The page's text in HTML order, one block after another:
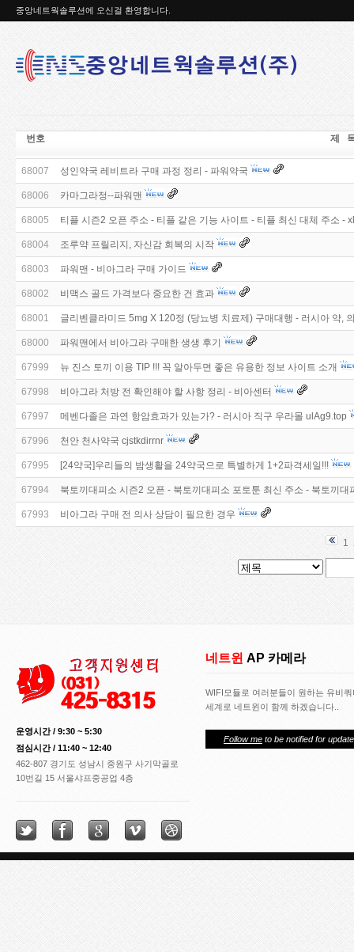
중앙네트웍솔루션에 오신걸 환영합니다.
번호 제
68007 성인약국 레비트라 구매 과정 정리 - 파워약국
68006 카마그라정--파워맨
68005 티플 시즌2 오픈 주소 - 티플 같은 기능 사이트 - 티플 최신 대체 주소 -
68004 조루약 프릴리지, 자신감 회복의 시작
68003 파워맨 - 비아그라 구매 가이드
68002 비맥스 골드 가격보다 중요한 건 효과
68001 글리벤클라미드 5mg X 120정 (당뇨병 치료제) 구매대행 - 러시아 약,
68000 파워맨에서 비아그라 구매한 생생 후기
67999 뉴 진스 토끼 이용 TIP !!! 꼭 알아두면 좋은 유용한 정보 사이트 소개
67998 비아그라 처방 전 확인해야 할 사항 정리 - 비아센터
67997 메벤다졸은 과연 항암효과가 있는가? - 러시아 직구 우라몰 ulAg9.top
67996 천안 천사약국 cjstkdirrnr
67995 [24약국]우리들의 밤생활을 24약국으로 특별하게 1+2파격세일!!!
67994 북토끼대피소 시즌2 오픈 - 북토끼대피소 포토툰 최신 주소 - 북토끼
67993 비아그라 구매 전 의사 상담이 필요한 경우
1
운영시간 / 9:30 ~ 5:30
점심시간 / 11:40 ~ 12:40
462-807 경기도 성남시 중원구 사기막골로
10번길 15 서울샤프중공업 4층
네트윈 AP 카메라
WIFI모듈로 여러분들이 원하는 유비
세계로 네트윈이 함께 하겠습니다..
Follow me to be notified for